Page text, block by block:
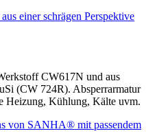
CW617N und aus
(CW 724R). Absperrarmatur
Heizung, Kühlung, Kälte uvm.